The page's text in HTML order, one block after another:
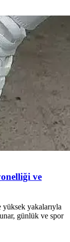
ve
yüksek yakalarıyla
günlük ve spor